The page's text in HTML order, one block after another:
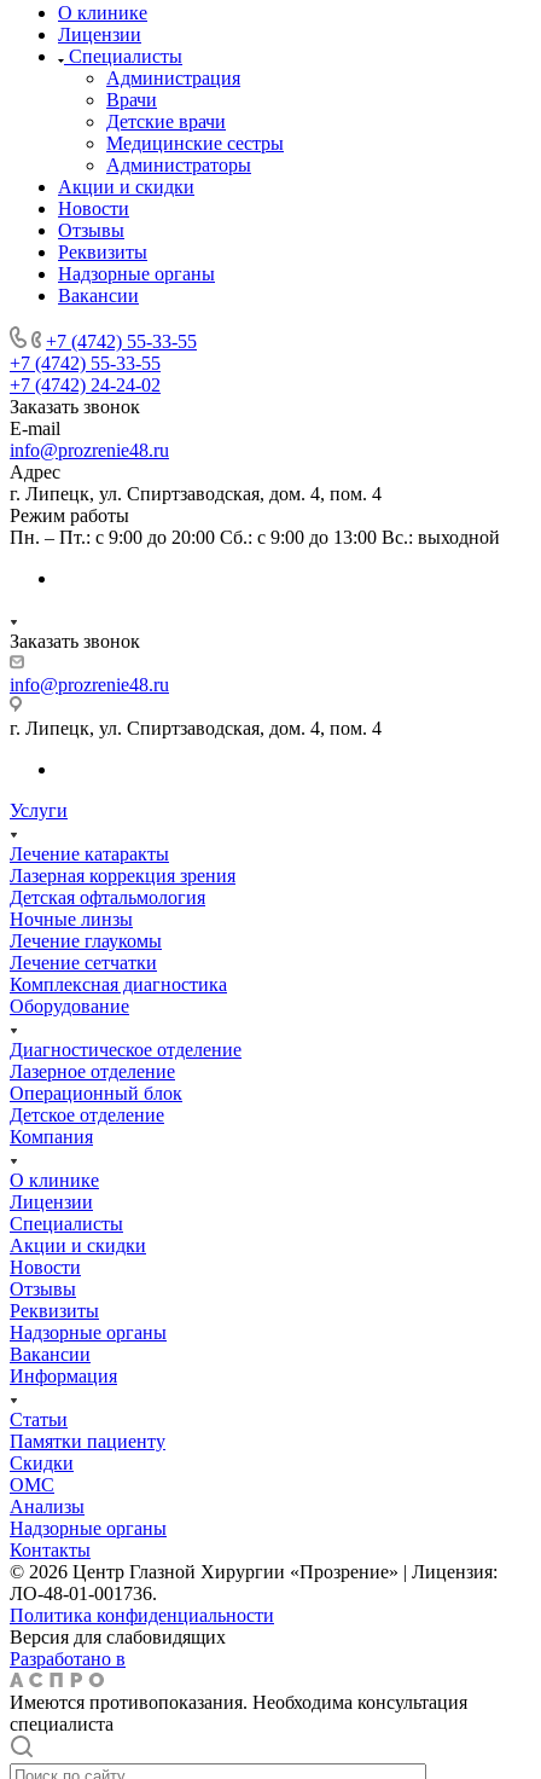
О клинике
Лицензии
Специалисты
Администрация
Врачи
Детские врачи
Медицинские сестры
Администраторы
Акции и скидки
Новости
Отзывы
Реквизиты
Надзорные органы
Вакансии
+7 (4742) 55-33-55
+7 (4742) 55-33-55
+7 (4742) 24-24-02
Заказать звонок
E-mail
info@prozrenie48.ru
Адрес
г. Липецк, ул. Спиртзаводская, дом. 4, пом. 4
Режим работы
Пн. – Пт.: с 9:00 до 20:00 Сб.: с 9:00 до 13:00 Вс.: выходной
Заказать звонок
info@prozrenie48.ru
г. Липецк, ул. Спиртзаводская, дом. 4, пом. 4
Услуги
Лечение катаракты
Лазерная коррекция зрения
Детская офтальмология
Ночные линзы
Лечение глаукомы
Лечение сетчатки
Комплексная диагностика
Оборудование
Диагностическое отделение
Лазерное отделение
Операционный блок
Детское отделение
Компания
О клинике
Лицензии
Специалисты
Акции и скидки
Новости
Отзывы
Реквизиты
Надзорные органы
Вакансии
Информация
Статьи
Памятки пациенту
Скидки
ОМС
Анализы
Надзорные органы
Контакты
© 2026 Центр Глазной Хирургии «Прозрение» | Лицензия:
ЛО-48-01-001736.
Политика конфиденциальности
Версия для слабовидящих
Разработано в
Имеются противопоказания. Необходима консультация
специалиста